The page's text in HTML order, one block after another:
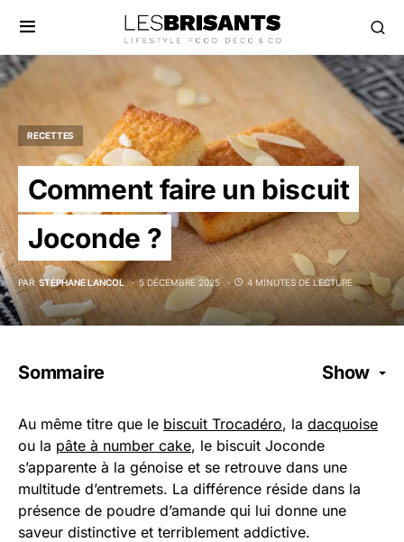
RECETTES
Comment faire un biscuit
Joconde ?
PAR STÉPHANE LANCOL 5 DÉCEMBRE 2025 4 MINUTES DE LECTURE
Sommaire Show
Au même titre que le biscuit Trocadéro, la dacquoise
ou la pâte à number cake, le biscuit Joconde
s’apparente à la génoise et se retrouve dans une
multitude d’entremets. La différence réside dans la
présence de poudre d’amande qui lui donne une
saveur distinctive et terriblement addictive.